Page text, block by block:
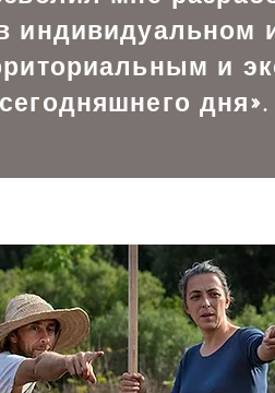
индивидуальном
и
сегодняшнего дня».